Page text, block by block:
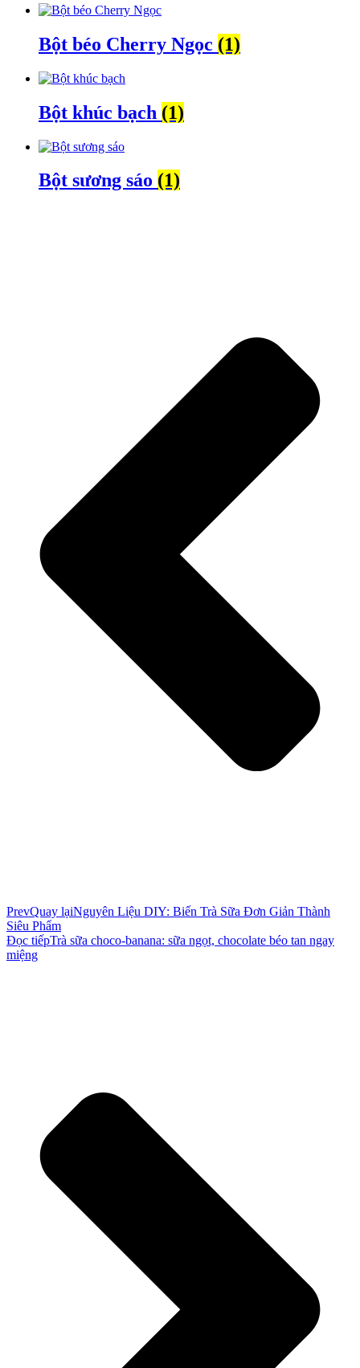
Bột béo Cherry Ngọc (1)
Bột khúc bạch (1)
Bột sương sáo (1)
PrevQuay lạiNguyên Liệu DIY: Biến Trà Sữa Đơn Giản Thành
Siêu Phẩm
Đọc tiếpTrà sữa choco-banana: sữa ngọt, chocolate béo tan ngay
miệng